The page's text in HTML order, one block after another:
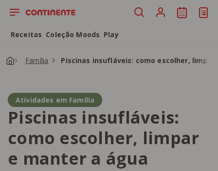
Saltar para o conteúdo principal
Receitas Coleção Moods Play
Família Piscinas insufláveis: como escolher,
Atividades em Família
Piscinas insufláveis:
como escolher, limpar
e manter a água